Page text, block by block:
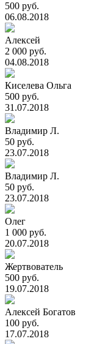
500 руб.
06.08.2018
Алексей
2 000 руб.
04.08.2018
Киселева Ольга
500 руб.
31.07.2018
Владимир Л.
50 руб.
23.07.2018
Владимир Л.
50 руб.
23.07.2018
Олег
1 000 руб.
20.07.2018
Жертвователь
500 руб.
19.07.2018
Алексей Богатов
100 руб.
17.07.2018